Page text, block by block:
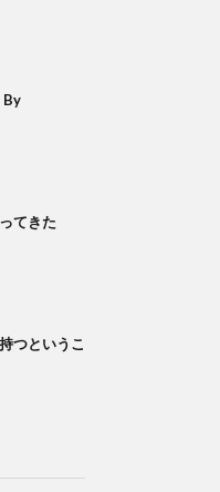
By
てきた
つというこ